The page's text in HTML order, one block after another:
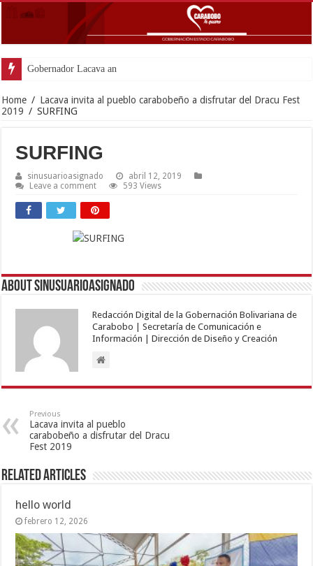
Gobernador Lacava anunció colocaci
Home / Lacava invita al pueblo carabobeño a disfrutar del Dracu Fest
2019 / SURFING
SURFING
sinusuarioasignado
abril 12, 2019
Leave a comment
593 Views
About sinusuarioasignado
Redacción Digital de la Gobernación Bolivariana de
Carabobo | Secretaría de Comunicación e
Información | Dirección de Diseño y Creación
Previous
Lacava invita al pueblo
carabobeño a disfrutar del Dracu
Fest 2019
Related Articles
hello world
febrero 12, 2026